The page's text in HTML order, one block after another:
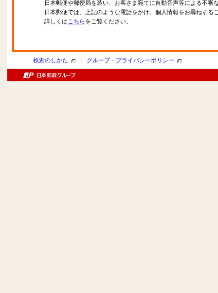
日本郵便や郵便局を装い、お客さま宛てに自動音声等による不審
日本郵便では、上記のような電話をかけ、個人情報をお尋ねする
詳しくはこちら をご覧ください。
検索のしかた グループ・プライバシーポリシー